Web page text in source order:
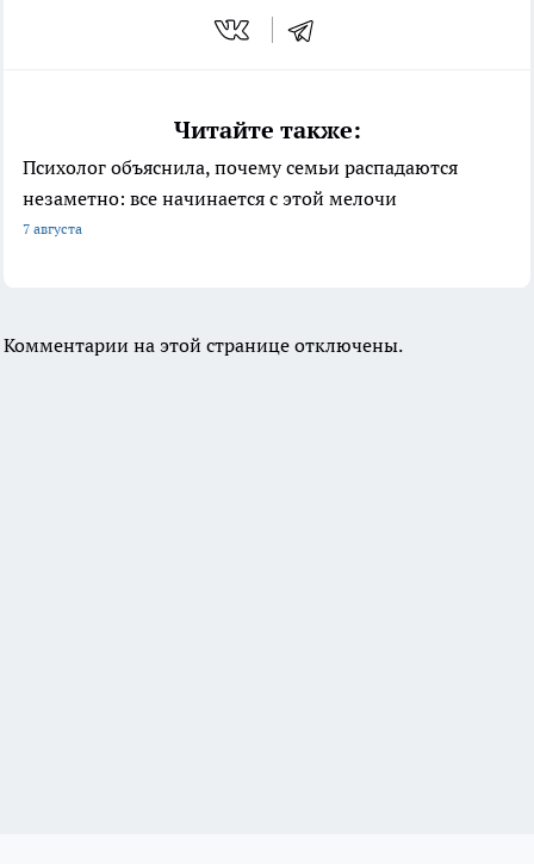
Читайте также:
Психолог объяснила, почему семьи распадаются
незаметно: все начинается с этой мелочи
7 августа
Комментарии на этой странице отключены.